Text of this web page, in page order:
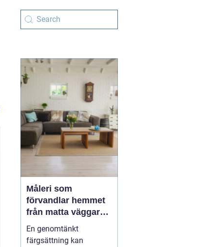
Måleri som
förvandlar hemmet
från matta väggar
till genomtänkt
helhet
En genomtänkt
färgsättning kan